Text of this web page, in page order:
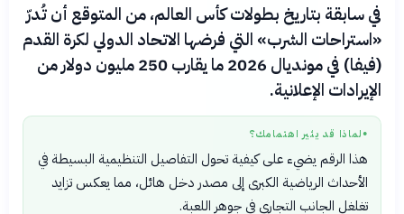
في سابقة بتاريخ بطولات كأس العالم، من المتوقع أن تُدرّ
«استراحات الشرب» التي فرضها الاتحاد الدولي لكرة القدم
(فيفا) في مونديال 2026 ما يقارب 250 مليون دولار من
الإيرادات الإعلانية.
● لماذا قد يثير اهتمامك؟
هذا الرقم يضيء على كيفية تحول التفاصيل التنظيمية البسيطة في
الأحداث الرياضية الكبرى إلى مصدر دخل هائل، مما يعكس تزايد
تغلغل الجانب التجاري في جوهر اللعبة.